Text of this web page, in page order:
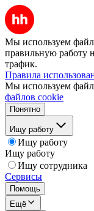
Мы используем
правильную работу
трафик.
Правила
Мы используем
файлов cookie
Понятно
Ищу работу
Ищу работу
Ищу работу
Ищу сотрудника
Сервисы
Помощь
Ещё